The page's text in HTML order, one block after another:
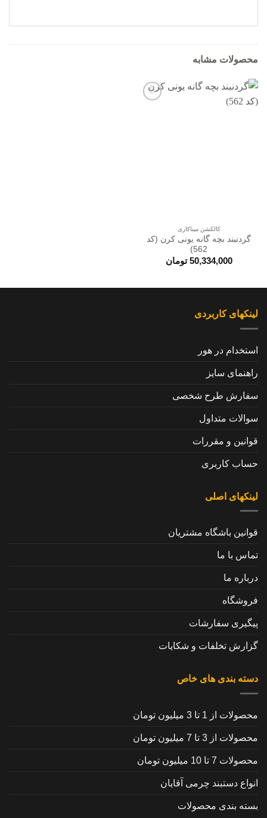
محصولات مشابه
کالکشن میناکاری
گردنبند بچه گانه یونی کرن (کد
562)
50,334,000 تومان
لینکهای کاربردی
استخدام در هور
راهنمای سایز
سفارش طرح شخصی
سوالات متداول
قوانین و مقررات
حساب کاربری
لینکهای اصلی
قوانین باشگاه مشتریان
تماس با ما
درباره ما
فروشگاه
پیگیری سفارشات
گزارش تخلفات و شکایات
دسته بندی های خاص
محصولات از 1 تا 3 میلیون تومان
محصولات از 3 تا 7 میلیون تومان
محصولات 7 تا 10 میلیون تومان
انواع دستبند چرمی آقایان
بسته بندی محصولات